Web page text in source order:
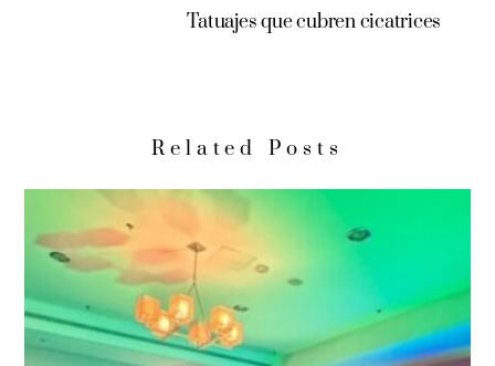
Tatuajes que cubren cicatrices
Related Posts